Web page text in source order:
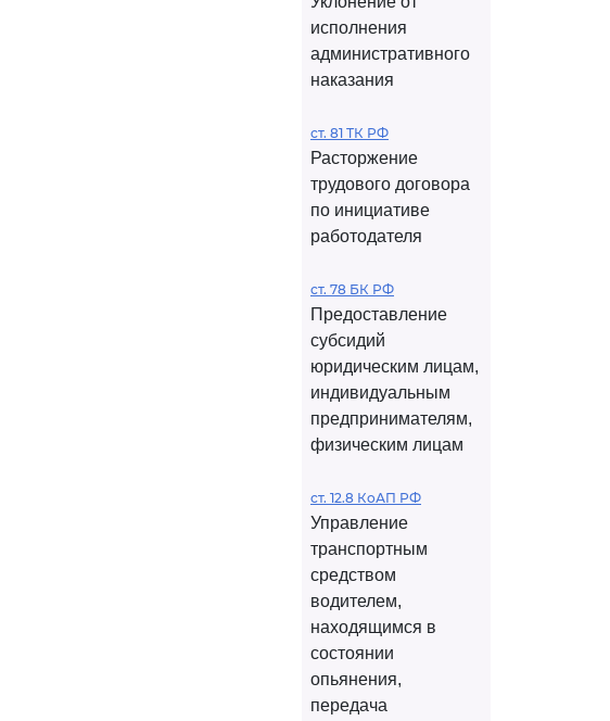
исполнения
административного
наказания
ст. 81 ТК РФ
Расторжение
трудового договора
по инициативе
работодателя
ст. 78 БК РФ
Предоставление
субсидий
юридическим лицам,
индивидуальным
предпринимателям,
физическим лицам
ст. 12.8 КоАП РФ
Управление
транспортным
средством
водителем,
находящимся в
состоянии
опьянения,
передача